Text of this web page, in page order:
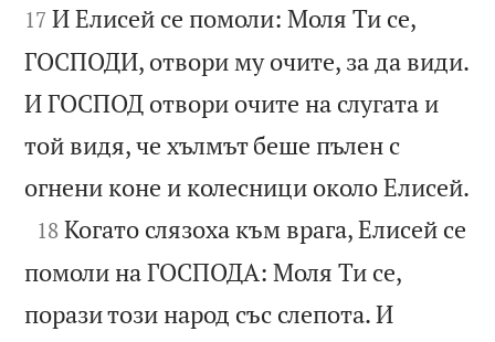
17 И Елисей се помоли: Моля Ти се,
ГОСПОДИ, отвори му очите, за да види.
И ГОСПОД отвори очите на слугата и
той видя, че хълмът беше пълен с
огнени коне и колесници около Елисей.

18 Когато слязоха към врага, Елисей се
помоли на ГОСПОДА: Моля Ти се,
порази този народ със слепота. И